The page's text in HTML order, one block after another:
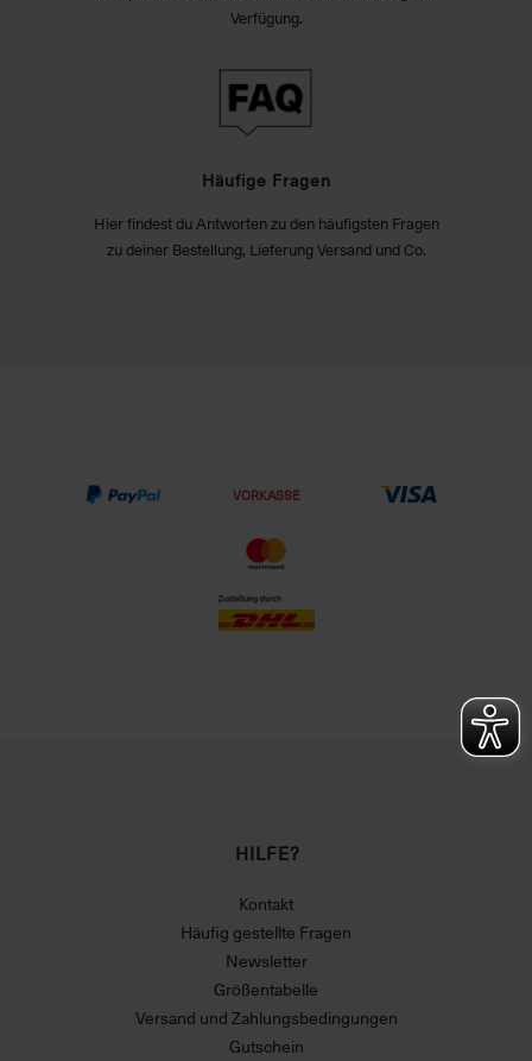
Verfügung.
Häufige Fragen
Hier findest du Antworten zu den häufigsten Fragen
zu deiner Bestellung, Lieferung Versand und Co.
VORKASSE
HILFE?
Kontakt
Häufig gestellte Fragen
Newsletter
Größentabelle
Versand und Zahlungsbedingungen
Gutschein